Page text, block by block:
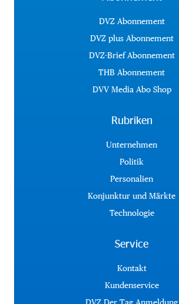
DVZ Abonnement
DVZ plus Abonnement
DVZ-Brief Abonnement
THB Abonnement
DVV Media Abo Shop
Rubriken
Unternehmen
Politik
Personalien
Konjunktur und Märkte
Technologie
Service
Kontakt
Kundenservice